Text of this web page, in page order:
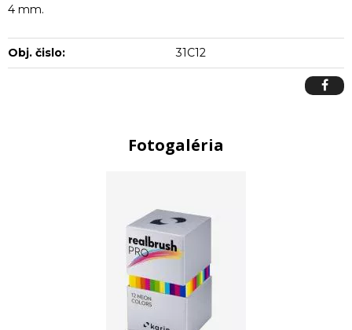
4 mm.
Obj. čislo: 31C12
Fotogaléria